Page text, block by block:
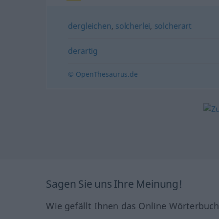
dergleichen, solcherlei, solcherart
derartig
© OpenThesaurus.de
Sagen Sie uns Ihre Meinung!
Wie gefällt Ihnen das Online